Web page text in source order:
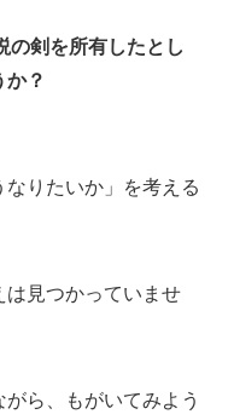
の剣を所有したとし
か？
りたいか」を考える
は見つかっていませ
ら、もがいてみよう